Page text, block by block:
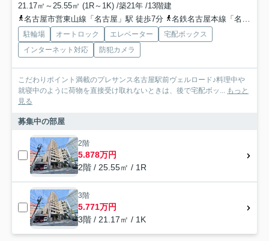
21.17㎡～25.55㎡ (1R～1K) /築21年 /13階建
名古屋市営東山線「名古屋」駅 徒歩7分
名鉄名古屋本線「名鉄名古屋」駅 徒歩9分
駐輪場 オートロック エレベーター
宅配ボックス
インターネット対応
防犯カメラ
こだわりポイント満載のプレサンス名古屋駅前ヴェルロード♪料理中や
就寝中のように荷物を直接受け取れないときは、後で宅配ボッ...
もっと
見る
募集中の部屋
2階
5.878万円
2階 / 25.55㎡ / 1R
3階
5.771万円
3階 / 21.17㎡ / 1K